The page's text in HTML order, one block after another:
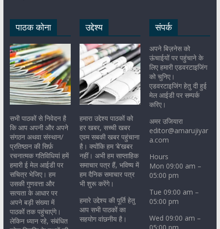
पाठक कोना
सभी पाठकों से निवेदन है
कि आप अपनी और अपने
संगठन अथवा संस्थान/
प्रतिष्ठान की सिर्फ़
रचनात्मक गतिविधियां हमें
हमारी ई मेल आईडी पर
सचित्र भेजिए। हम
उसकी गुणवत्ता और
सत्यता के आधार पर
अपने बड़ी संख्या में
पाठकों तक पहुंचाएंगे।
लेकिन ध्यान रहे, संबंधित
उद्देश्य
हमारा उद्देश्य पाठकों को
हर खबर, सच्ची खबर
एवम सबकी खबर पहुंचाना
है। क्योंकि हम ‘बे’खबर
नहीं। अभी हम साप्ताहिक
समाचार पत्र हैं, भविष्य में
हम दैनिक समाचार पत्र
भी शुरू करेंगे।
हमारे उद्देश्य की पूर्ति हेतु
आप सभी पाठकों का
सहयोग वांछनीय है।
संपर्क
अपने बिज़नेस को
ऊंचाईयों पर पहुंचाने के
लिए हमारी एडवरटाइजिंग
को चुनिए।
एडवरटाइजिंग हेतु दी हुई
मेल आईडी पर सम्पर्क
करिए।
अमर उजियारा
editor@amarujiyar
a.com
Hours
Mon 09:00 am –
05:00 pm
Tue 09:00 am –
05:00 pm
Wed 09:00 am –